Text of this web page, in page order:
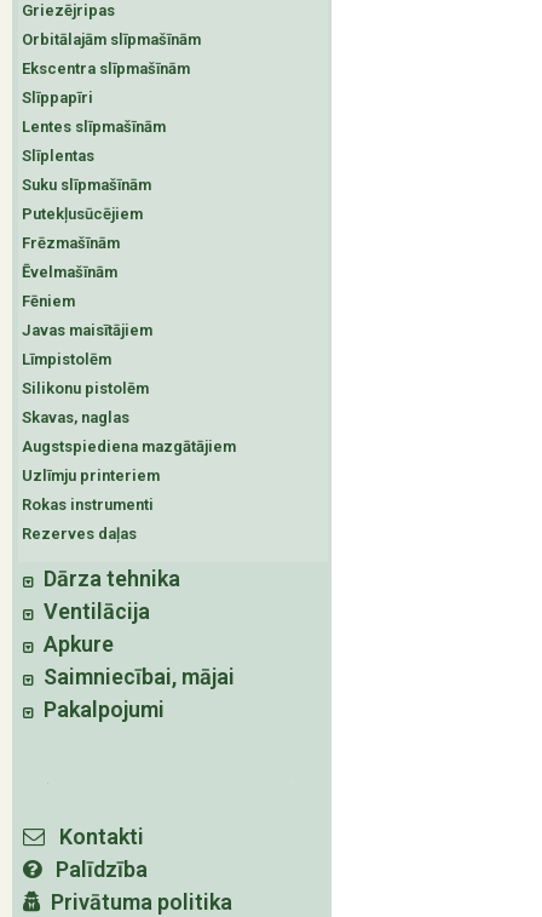
Griezējripas
Orbitālajām slīpmašīnām
Ekscentra slīpmašīnām
Slīppapīri
Lentes slīpmašīnām
Slīplentas
Suku slīpmašīnām
Putekļusūcējiem
Frēzmašīnām
Ēvelmašīnām
Fēniem
Javas maisītājiem
Līmpistolēm
Silikonu pistolēm
Skavas, naglas
Augstspiediena mazgātājiem
Uzlīmju printeriem
Rokas instrumenti
Rezerves daļas
Dārza tehnika
Ventilācija
Apkure
Saimniecībai, mājai
Pakalpojumi
Kontakti
Palīdzība
Privātuma politika